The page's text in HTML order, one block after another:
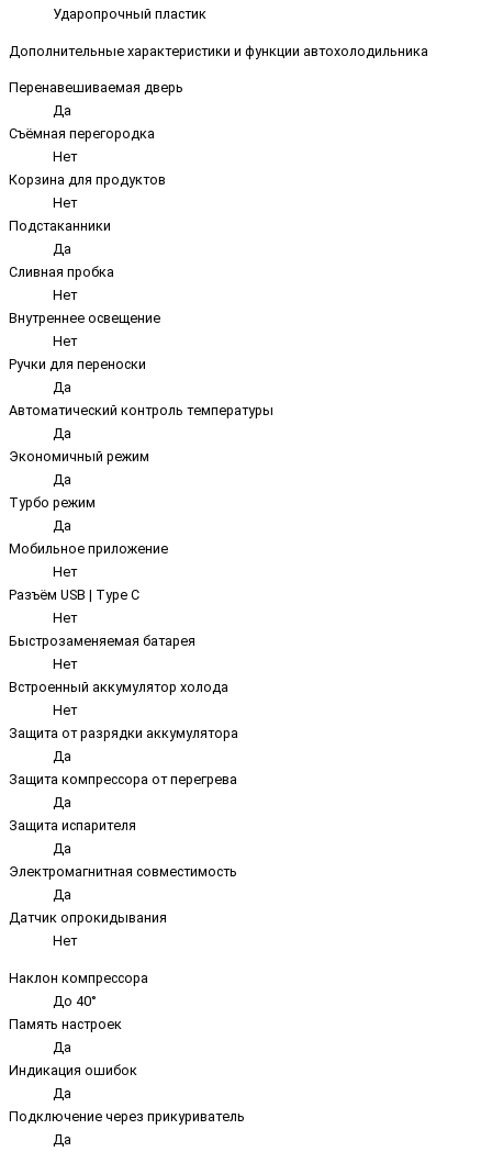
Ударопрочный пластик
Дополнительные характеристики и функции автохолодильника
Перенавешиваемая дверь
Да
Съёмная перегородка
Нет
Корзина для продуктов
Нет
Подстаканники
Да
Сливная пробка
Нет
Внутреннее освещение
Нет
Ручки для переноски
Да
Автоматический контроль температуры
Да
Экономичный режим
Да
Турбо режим
Да
Мобильное приложение
Нет
Разъём USB | Type C
Нет
Быстрозаменяемая батарея
Нет
Встроенный аккумулятор холода
Нет
Защита от разрядки аккумулятора
Да
Защита компрессора от перегрева
Да
Защита испарителя
Да
Электромагнитная совместимость
Да
Датчик опрокидывания
Нет
Наклон компрессора
До 40°
Память настроек
Да
Индикация ошибок
Да
Подключение через прикуриватель
Да